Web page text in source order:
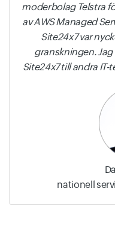
moderbolag Telstra
av AWS Managed
Site24x7 var
granskningen.
Site24x7 till andra
nationell